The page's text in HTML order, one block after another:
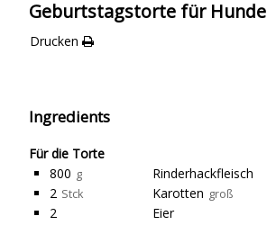
Geburtstagstorte für Hunde
Drucken
Ingredients
Für die Torte
800 g
Rinderhackfleisch
2 Stck Karotten groß
2
Eier